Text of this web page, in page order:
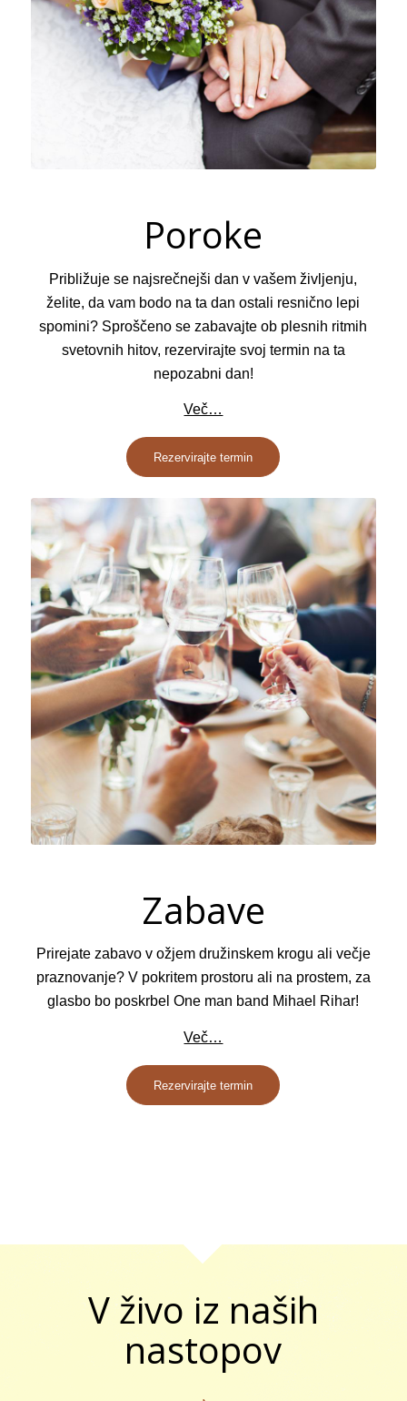
Poroke
Približuje se najsrečnejši dan v vašem življenju,
želite, da vam bodo na ta dan ostali resnično lepi
spomini? Sproščeno se zabavajte ob plesnih ritmih
svetovnih hitov, rezervirajte svoj termin na ta
nepozabni dan!
Več…
Rezervirajte termin
Zabave
Prirejate zabavo v ožjem družinskem krogu ali večje
praznovanje? V pokritem prostoru ali na prostem, za
glasbo bo poskrbel One man band Mihael Rihar!
Več…
Rezervirajte termin
V živo iz naših
nastopov